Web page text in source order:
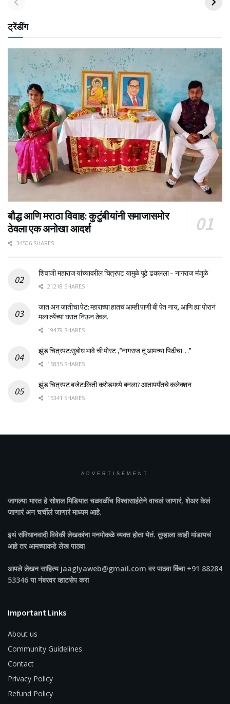
ट्रेंडींग
बौद्ध आणि मराठा विवाह: कुटुंबीयांनी समाजासमोर
ठेवला एक अनोखा आदर्श
34506 SHARES
शिवाजी महाराज यांच्यावरील चित्रपट यामुळे पुढे ढकलला – नागराज मंजुळे
21218 SHARES
जात अन जातीचा पेट: म्हाराच्या हातचं आम्ही पाणी बी पेत नाय, आणि ह्या पोरानं
मला त्येंच्या घरात निऊन ठेवलं.
19479 SHARES
झुंड चित्रपट:सुबोध भावे ची पोस्ट ,”नागराज तू आमच्या पिढीचा…”
15835 SHARES
झुंड चित्रपट बजेट:किती करोडमध्ये बनला? आतापर्यँतचे कलेक्शन
15341 SHARES
ADVERTISEMENT
जागल्या भारतहे सोशल मिडियात चळवळींच विश्वासार्हतेने वाचलं जाणारं, शेअर केलं
जाणारं अन चर्चीलं जाणारं माध्यम आहे.
इथं संविधानवादी विवेकी लेखकांना मनमोकळे व्यक्त होता येतं. तुम्हाला काही मांडायचं
आहे तर आमच्याकडे लेख पाठवा
आपले लेखन साहित्य jaaglyaweb@gmail.com वर पाठवा किंवा +91 88284
53346 या नंबरवर व्हाटसेप करा
Important Links
About us
Community Guidelines
Contact
Privacy Policy
Refund Policy